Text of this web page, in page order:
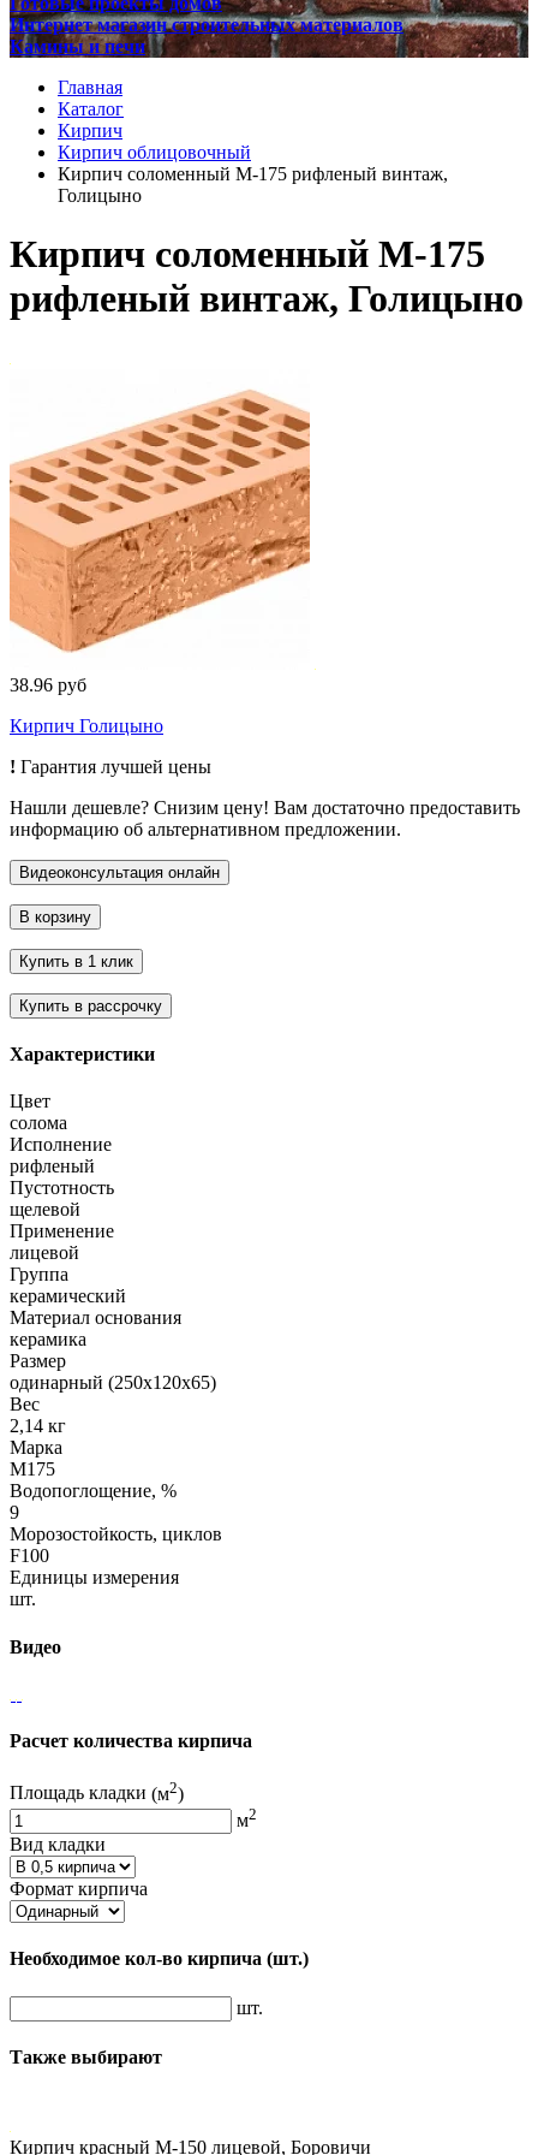
Интернет магазин строительных материалов
Камины и печи
Главная
Каталог
Кирпич
Кирпич облицовочный
Кирпич соломенный М-175 рифленый винтаж,
Голицыно
Кирпич соломенный М-175
рифленый винтаж, Голицыно
38.96 руб
Кирпич Голицыно
! Гарантия лучшей цены
Нашли дешевле? Снизим цену! Вам достаточно предоставить
информацию об альтернативном предложении.
Характеристики
Цвет
солома
Исполнение
рифленый
Пустотность
щелевой
Применение
лицевой
Группа
керамический
Материал основания
керамика
Размер
одинарный (250х120х65)
Вес
2,14 кг
Марка
М175
Водопоглощение, %
9
Морозостойкость, циклов
F100
Единицы измерения
шт.
Видео
Расчет количества кирпича
Площадь кладки (м2)
м2
Вид кладки
Формат кирпича
Необходимое кол-во кирпича (шт.)
шт.
Также выбирают
Кирпич красный М-150 лицевой, Боровичи